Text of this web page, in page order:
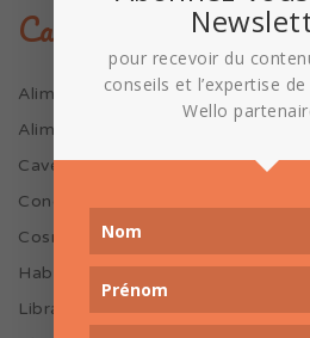
Catégories marques
Alim. particulière
Alimentation Bio
Cave
Condiments
Cosmétiques et soins
Habitat
Librairies
pour recevoir du
conseils et l’expertise
Wello